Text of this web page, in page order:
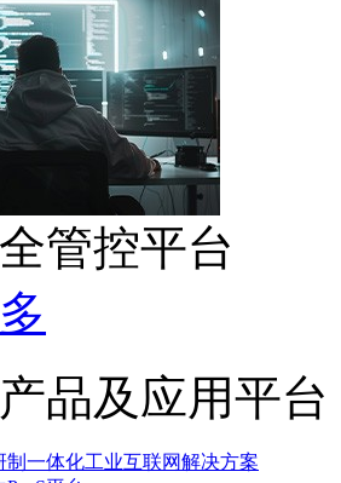
管控平台
品及应用平台
制一体化工业互联网解决方案